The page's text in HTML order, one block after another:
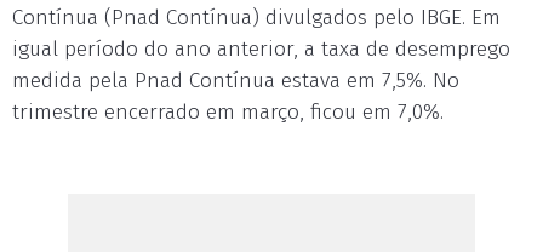
Contínua (Pnad Contínua) divulgados pelo IBGE. Em
igual período do ano anterior, a taxa de desemprego
medida pela Pnad Contínua estava em 7,5%. No
trimestre encerrado em março, ficou em 7,0%.